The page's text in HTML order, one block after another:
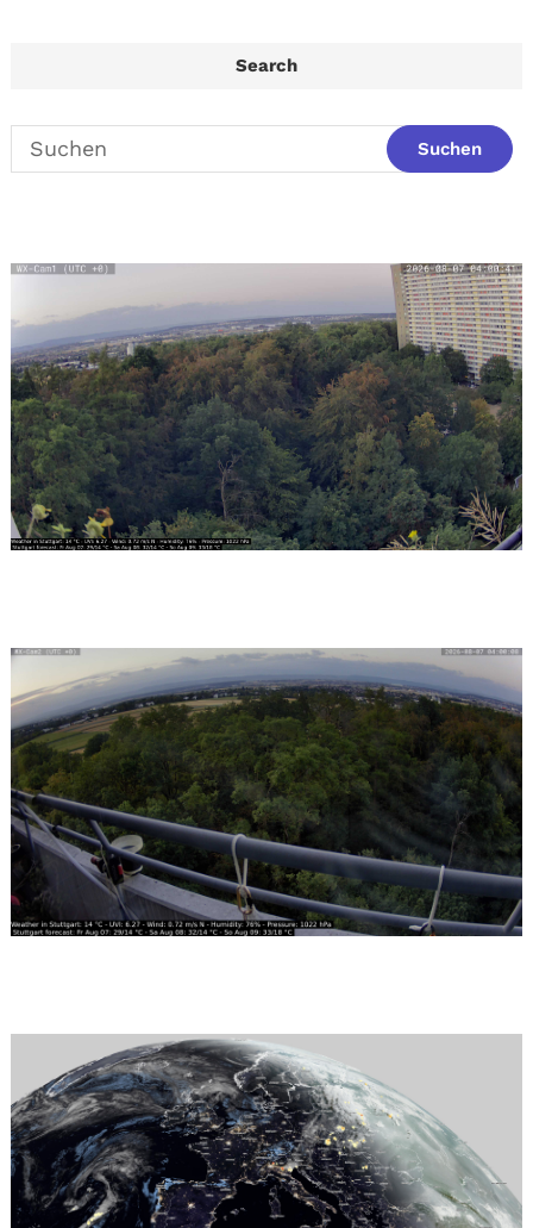
Search